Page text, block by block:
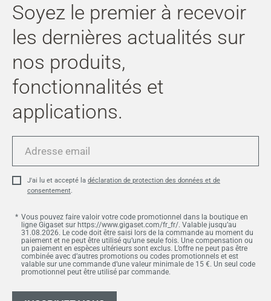
Soyez le premier à recevoir
les dernières actualités sur
nos produits,
fonctionnalités et
applications.
email
J'ai lu et accepté la déclaration de protection des données et de
consentement.
Vous pouvez faire valoir votre code promotionnel dans la boutique en
ligne Gigaset sur https://www.gigaset.com/fr_fr/. Valable jusqu’au
31.08.2026. Le code doit être saisi lors de la commande au moment du
paiement et ne peut être utilisé qu’une seule fois. Une compensation ou
un paiement en espèces ultérieurs sont exclus. L’offre ne peut pas être
combinée avec d’autres promotions ou codes promotionnels et est
valable sur une commande d’une valeur minimale de 15 €. Un seul code
promotionnel peut être utilisé par commande.